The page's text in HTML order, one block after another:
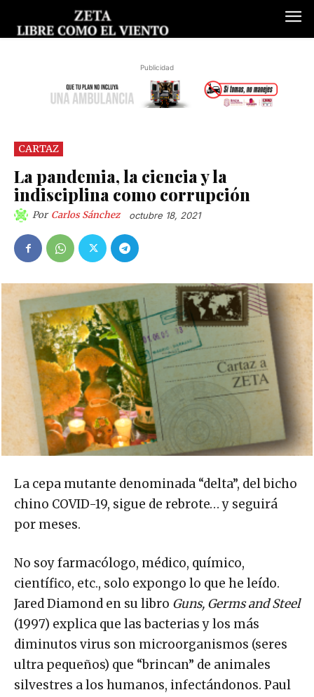
Publicidad
CARTAZ
La pandemia, la ciencia y la
indisciplina como corrupción
Por Carlos Sánchez octubre 18, 2021
La cepa mutante denominada “delta”, del bicho
chino COVID-19, sigue de rebrote… y seguirá
por meses.
No soy farmacólogo, médico, químico,
científico, etc., solo expongo lo que he leído.
Jared Diamond en su libro Guns, Germs and Steel
(1997) explica que las bacterias y los más
diminutos virus son microorganismos (seres
ultra pequeños) que “brincan” de animales
silvestres a los humanos, infectándonos. Paul